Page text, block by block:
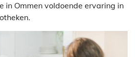
in Ommen voldoende ervaring in